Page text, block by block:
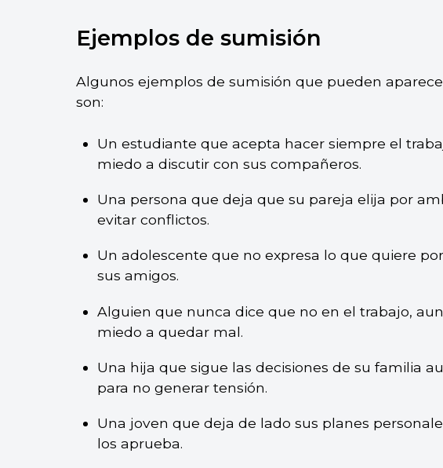
Ejemplos de sumisión
Algunos ejemplos de sumisión que pueden
son:
Un estudiante que acepta hacer siempre el
miedo a discutir con sus compañeros.
Una persona que deja que su pareja elija por
evitar conflictos.
Un adolescente que no expresa lo que quiere
sus amigos.
Alguien que nunca dice que no en el trabajo,
miedo a quedar mal.
Una hija que sigue las decisiones de su familia
para no generar tensión.
Una joven que deja de lado sus planes
los aprueba.